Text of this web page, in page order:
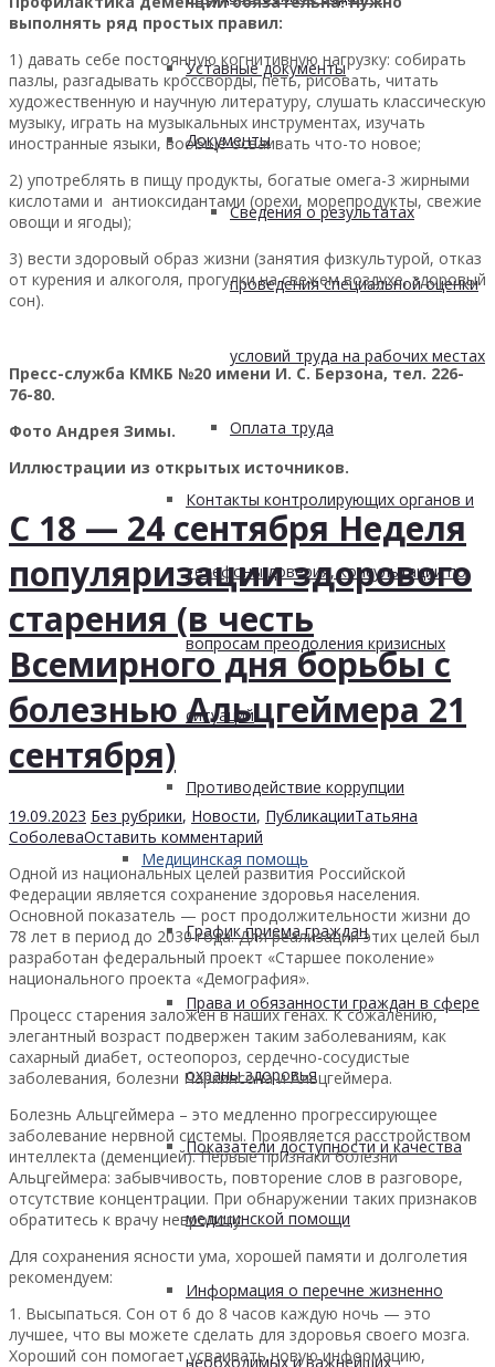
Уставные документы
Документы
Сведения о результатах
проведения специальной оценки
условий труда на рабочих местах
Оплата труда
Контакты контролирующих органов и
телефоны доверия, консультации по
вопросам преодоления кризисных
ситуаций
Противодействие коррупции
Медицинская помощь
График приема граждан
Права и обязанности граждан в сфере
охраны здоровья
Показатели доступности и качества
медицинской помощи
Информация о перечне жизненно
необходимых и важнейших
выполнять ряд простых правил:
1) давать себе постоянную когнитивную нагрузку: собирать
пазлы, разгадывать кроссворды, петь, рисовать, читать
художественную и научную литературу, слушать классическую
музыку, играть на музыкальных инструментах, изучать
иностранные языки, вообще осваивать что-то новое;
2) употреблять в пищу продукты, богатые омега-3 жирными
кислотами и антиоксидантами (орехи, морепродукты, свежие
овощи и ягоды);
3) вести здоровый образ жизни (занятия физкультурой, отказ
от курения и алкоголя, прогулки на свежем воздухе, здоровый
сон).
Пресс-служба КМКБ №20 имени И. С. Берзона, тел. 226-
76-80.
Фото Андрея Зимы.
Иллюстрации из открытых источников.
С 18 — 24 сентября Неделя
популяризации здорового
старения (в честь
Всемирного дня борьбы с
болезнью Альцгеймера 21
сентября)
19.09.2023 Без рубрики, Новости, ПубликацииТатьяна
СоболеваОставить комментарий
Одной из национальных целей развития Российской
Федерации является сохранение здоровья населения.
Основной показатель — рост продолжительности жизни до
78 лет в период до 2030 года. Для реализации этих целей был
разработан федеральный проект «Старшее поколение»
национального проекта «Демография».
Процесс старения заложен в наших генах. К сожалению,
элегантный возраст подвержен таким заболеваниям, как
сахарный диабет, остеопороз, сердечно-сосудистые
заболевания, болезни Паркинсона и Альцгеймера.
Болезнь Альцгеймера – это медленно прогрессирующее
заболевание нервной системы. Проявляется расстройством
интеллекта (деменцией). Первые признаки болезни
Альцгеймера: забывчивость, повторение слов в разговоре,
отсутствие концентрации. При обнаружении таких признаков
обратитесь к врачу неврологу.
Для сохранения ясности ума, хорошей памяти и долголетия
рекомендуем:
1. Высыпаться. Сон от 6 до 8 часов каждую ночь — это
лучшее, что вы можете сделать для здоровья своего мозга.
Хороший сон помогает усваивать новую информацию,